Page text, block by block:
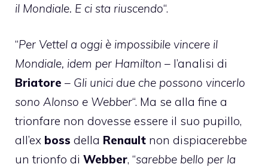
il Mondiale. E ci sta riuscendo“.
“Per Vettel a oggi è impossibile vincere il
Mondiale, idem per Hamilton – l’analisi di
Briatore – Gli unici due che possono vincerlo
sono Alonso e Webber“. Ma se alla fine a
trionfare non dovesse essere il suo pupillo,
all’ex boss della Renault non dispiacerebbe
un trionfo di Webber, “sarebbe bello per la